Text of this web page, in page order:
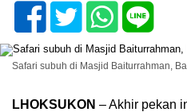
Safari subuh di Masjid Baiturrahman,
LHOKSUKON – Akhir pekan